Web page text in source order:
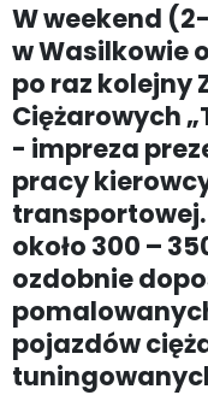
W weekend
w Wasilkowie
po raz kolejny
Ciężarowych
- impreza
pracy
transportowej.
około 300 –
ozdobnie
pojazdów